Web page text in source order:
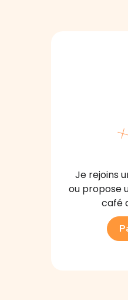
Je rejoins
ou propose
café